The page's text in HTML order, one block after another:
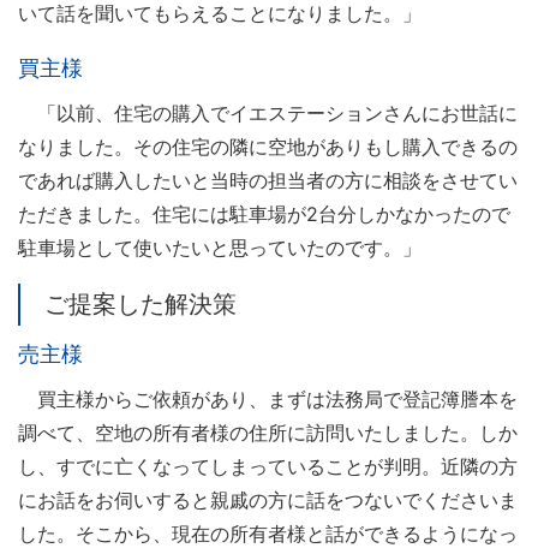
いて話を聞いてもらえることになりました。」
買主様
「以前、住宅の購入でイエステーションさんにお世話に
なりました。その住宅の隣に空地がありもし購入できるの
であれば購入したいと当時の担当者の方に相談をさせてい
ただきました。住宅には駐車場が2台分しかなかったので
駐車場として使いたいと思っていたのです。」
ご提案した解決策
売主様
買主様からご依頼があり、まずは法務局で登記簿謄本を
調べて、空地の所有者様の住所に訪問いたしました。しか
し、すでに亡くなってしまっていることが判明。近隣の方
にお話をお伺いすると親戚の方に話をつないでくださいま
した。そこから、現在の所有者様と話ができるようになっ